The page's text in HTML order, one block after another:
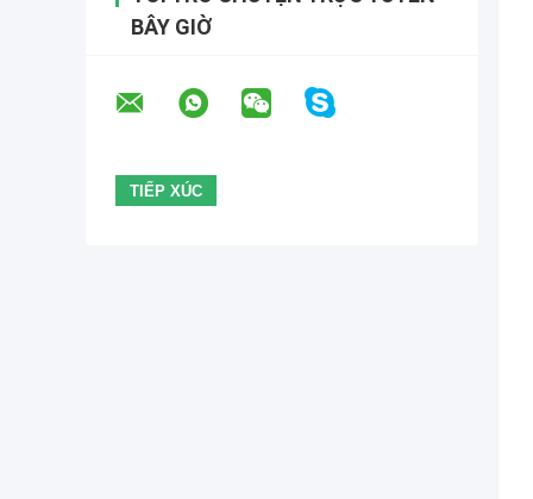
BÂY GIỜ